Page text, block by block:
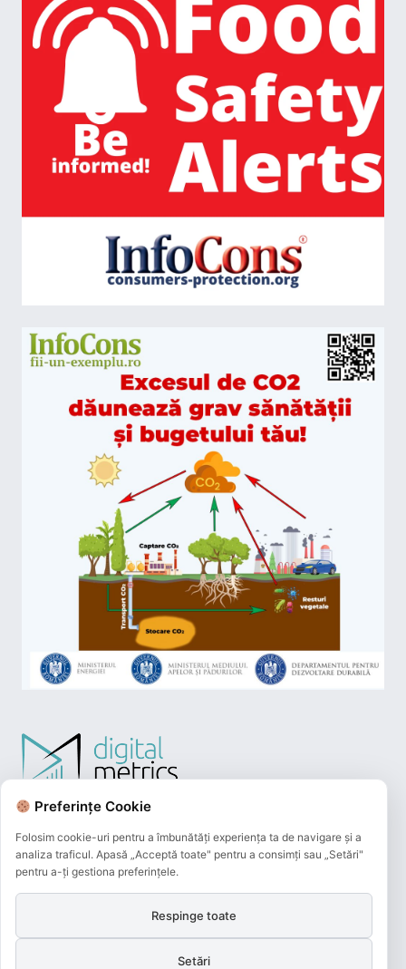
Plățile online efectuate pe acest site
sunt procesate de către Netopia Payments
Preferințe Cookie
Folosim cookie-uri pentru a îmbunătăți experiența ta de navigare și a
analiza traficul. Apasă „Acceptă toate" pentru a consimți sau „Setări"
pentru a-ți gestiona preferințele.
Respinge toate
Setări